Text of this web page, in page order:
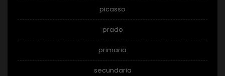
picasso
prado
primaria
secundaria